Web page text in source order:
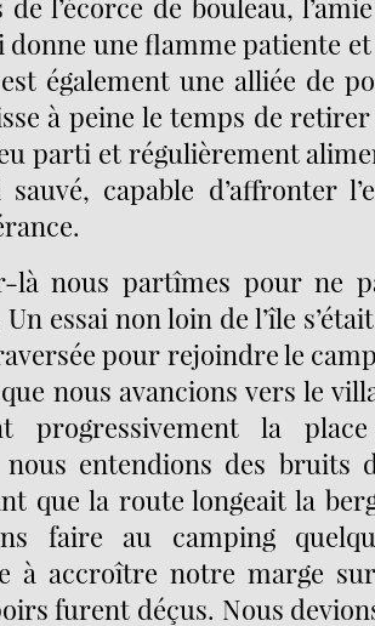
l’écorce de bouleau,
donne une flamme patiente
également une alliée de
à peine le temps de
parti et régulièrement
capable d’affronter
là nous partîmes pour ne
Un essai non loin de l’île
pour rejoindre le
nous avancions vers le
progressivement la
nous entendions des bruits
que la route longeait la
faire au camping
à accroître notre marge
furent déçus. Nous